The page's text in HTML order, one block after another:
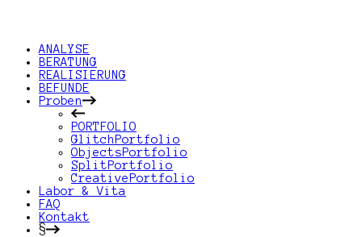
ANALYSE
BERATUNG
REALISIERUNG
BEFUNDE
Proben
PORTFOLIO
GlitchPortfolio
ObjectsPortfolio
SplitPortfolio
CreativePortfolio
Labor & Vita
FAQ
Kontakt
§